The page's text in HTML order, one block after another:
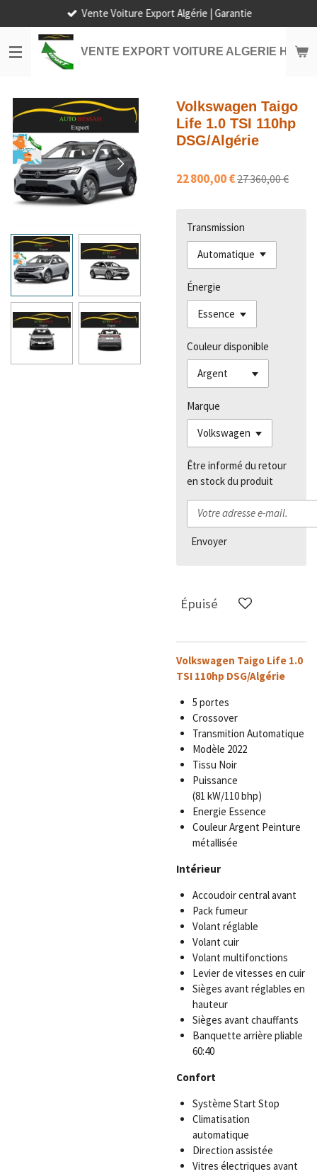
au
contenu
principal
VENTE EXPORT VOITURE ALGERIE HORS
Vente Voiture Export Algérie | Garantie
Volkswagen Taigo
Life 1.0 TSI 110hp
DSG/Algérie
22 800,00 €27 360,00 €
Transmission
Énergie
Couleur disponible
Marque
Être informé du retour
en stock du produit
Envoyer
Épuisé
Volkswagen Taigo Life 1.0
TSI 110hp DSG/Algérie
5 portes
Crossover
Transmition Automatique
Modèle 2022
Tissu Noir
Puissance
(81 kW/110 bhp)
Energie Essence
CouleurArgent Peinture
métallisée
Intérieur
Accoudoir central avant
Pack fumeur
Volant réglable
Volant cuir
Volant multifonctions
Levier de vitesses en cuir
Sièges avant réglables en
hauteur
Sièges avant chauffants
Banquette arrière pliable
60:40
Confort
Système Start Stop
Climatisation
automatique
Direction assistée
Vitres électriques avant